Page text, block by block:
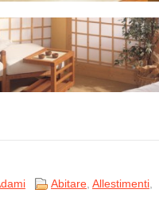
Abitare, Allestimenti,